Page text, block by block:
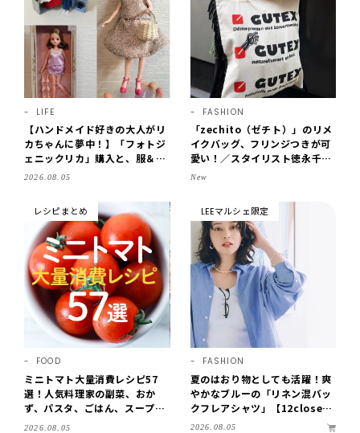
LIFE
【ハンドメイド好きの大人がリ
カちゃんに夢中！】「フォトジ
ェニックリカ」購入と、服＆ク
ローゼットの手づくり実例をご
2026.08.05
FASHION
「zechito（ゼチト）」のリメ
イクバッグ、フリンジつきが可
愛い！／スタイリスト徳永千夏
さん【おやこども名品】
New
レシピまとめ
FOOD
ミニトマト大量消費レシピ57
選！人気料理家の副菜、おか
ず、パスタ、ごはん、スープま
で【保存版】
2026.08.05
LEEマルシェ限定
FASHION
夏のはおり物としても活躍！爽
やかなブルーの「リネン混バッ
クフレアシャツ」【12close
t】
2026.08.05